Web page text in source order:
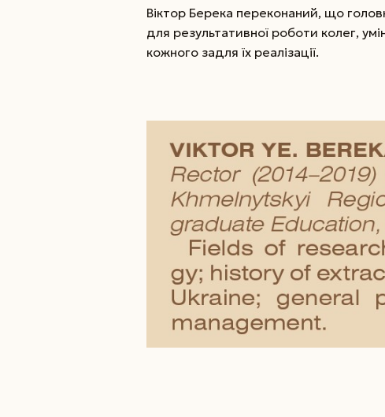
Віктор Берека переконаний, що
для результативної роботи колег,
кожного задля їх реалізації.